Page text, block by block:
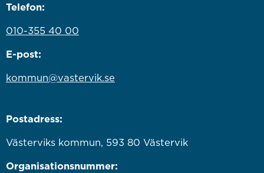
Telefon:
010-355 40 00
E-post:
kommun@vastervik.se
Postadress:
Västerviks kommun, 593 80 Västervik
Organisationsnummer: